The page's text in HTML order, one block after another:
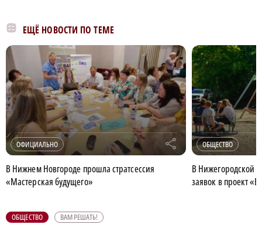
ЕЩЁ НОВОСТИ ПО ТЕМЕ
ОФИЦИАЛЬНО r
В Нижнем Новгороде прошла стратсессия
«Мастерская будущего»
ОБЩЕСТВО
В Нижегородской
заявок в проект
ОБЩЕСТВО ВАМ РЕШАТЬ!